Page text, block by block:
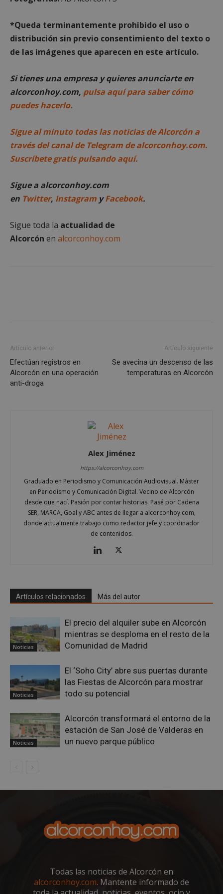
*Queda terminantemente prohibido el uso o
distribución sin previo consentimiento del texto o
de las imágenes que aparecen en este artículo.
Si tienes una empresa y quieres anunciarte en
alcorconhoy.com, pulsa aquí para saber cómo
puedes hacerlo.
Sigue al minuto todas las noticias de Alcorcón a
través del canal de Telegram de alcorconhoy.com.
Suscríbete gratis pulsando aquí.
Sigue a alcorconhoy.com
en Twitter, Instagram yFacebook.
Sigue toda la actualidad de
Alcorcón en alcorconhoy.com
Artículo anterior
Efectúan registros en
Alcorcón en una operación
anti-droga
Artículo siguiente
Se avecina un descenso de las
temperaturas en Alcorcón
Alex Jiménez
https://alcorconhoy.com
Graduado en Periodismo y Comunicación Audiovisual. Máster
en Periodismo y Comunicación Digital. Vecino de Alcorcón
desde que nací. Pasión por contar historias. Pasé por Cadena
SER, MARCA, Goal y ABC antes de llegar a alcorconhoy.com,
donde actualmente trabajo como redactor jefe y coordinador
de contenidos.
Artículos relacionados Más del autor
Noticias
El precio del alquiler sube en Alcorcón
mientras se desploma en el resto de la
Comunidad de Madrid
Noticias
El ‘Soho City’ abre sus puertas durante
las Fiestas de Alcorcón para mostrar
todo su potencial
Noticias
Alcorcón transformará el entorno de la
estación de San José de Valderas en
un nuevo parque público
Todas las noticias de Alcorcón en
alcorconhoy.com. Mantente informado de
Cookies de
preferencias
Cookies de
funcionalidad
Cookies de rendimiento
Cookies de preferencias
inicio de sesión de usuario y la gestión de cuentas.
El sitio web no se puede utilizar correctamente sin
las cookies estrictamente necesarias.
AWSALBCORS
Amazon.com
Inc.
embed.bsky.app
1 semana
sp_landing
VISITOR_PRIVACY_METADATA
YouTube